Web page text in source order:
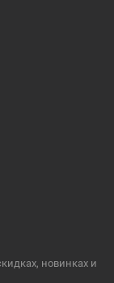
новинках и